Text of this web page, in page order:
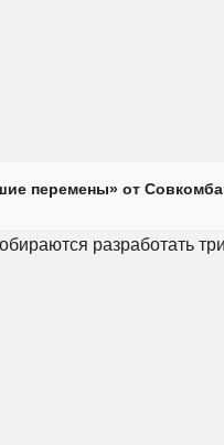
перемены» от